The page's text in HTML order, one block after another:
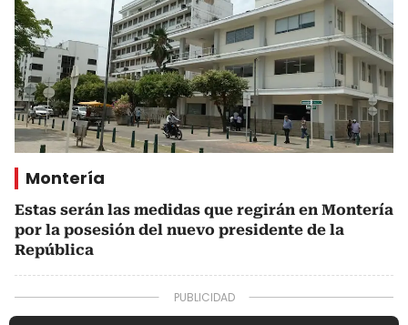
Montería
Estas serán las medidas que regirán en Montería
por la posesión del nuevo presidente de la
República